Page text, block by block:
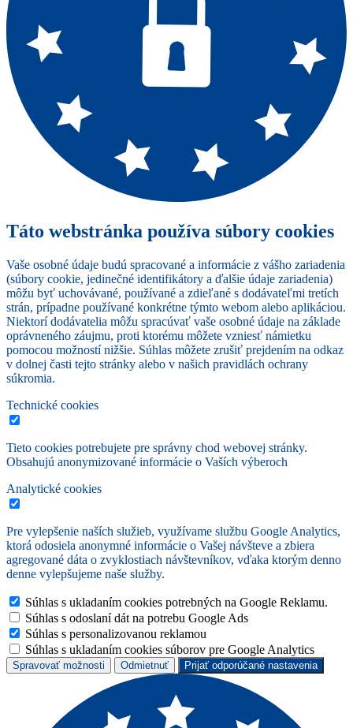
Táto webstránka používa súbory cookies
Vaše osobné údaje budú spracované a informácie z vášho zariadenia
(súbory cookie, jedinečné identifikátory a ďalšie údaje zariadenia)
môžu byť uchovávané, používané a zdieľané s dodávateľmi tretích
strán, prípadne používané konkrétne týmto webom alebo aplikáciou.
Niektorí dodávatelia môžu spracúvať vaše osobné údaje na základe
oprávneného záujmu, proti ktorému môžete vzniesť námietku
pomocou možností nižšie. Súhlas môžete zrušiť prejdením na odkaz
v dolnej časti tejto stránky alebo v našich pravidlách ochrany
súkromia.
Technické cookies
Tieto cookies potrebujete pre správny chod webovej stránky.
Obsahujú anonymizované informácie o Vaších výberoch
Analytické cookies
Pre vylepšenie naších služieb, využívame službu Google Analytics,
ktorá odosiela anonymné informácie o Vašej návšteve a zbiera
agregované dáta o zvyklostiach návštevníkov, vďaka ktorým denno
denne vylepšujeme naše služby.
Súhlas s ukladaním cookies potrebných na Google Reklamu.
Súhlas s odoslaní dát na potrebu Google Ads
Súhlas s personalizovanou reklamou
Súhlas s ukladaním cookies súborov pre Google Analytics
Spravovať možnosti Odmietnuť Prijať odporúčané nastavenia